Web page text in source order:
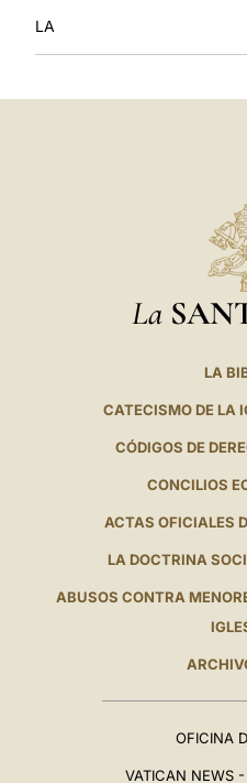
LA
La
LA
CATECISMO DE LA
CÓDIGOS DE
CONCILIOS
ACTAS OFICIALES
LA DOCTRINA
ABUSOS CONTRA
OFICINA
VATICAN NEWS